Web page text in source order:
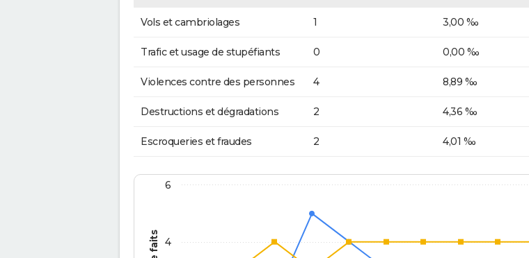
Vols et cambriolages 1 3,00 ‰
Trafic et usage de stupéfiants 0 0,00 ‰
Violences contre des personnes 4 8,89 ‰
Destructions et dégradations 2 4,36 ‰
Escroqueries et fraudes 2 4,01 ‰
4
6